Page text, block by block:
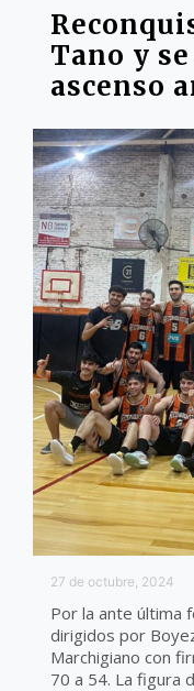
Tano y
ascenso
27 de octubre, 2024
Por la ante última
dirigidos por
Marchigiano con
70 a 54. La figura